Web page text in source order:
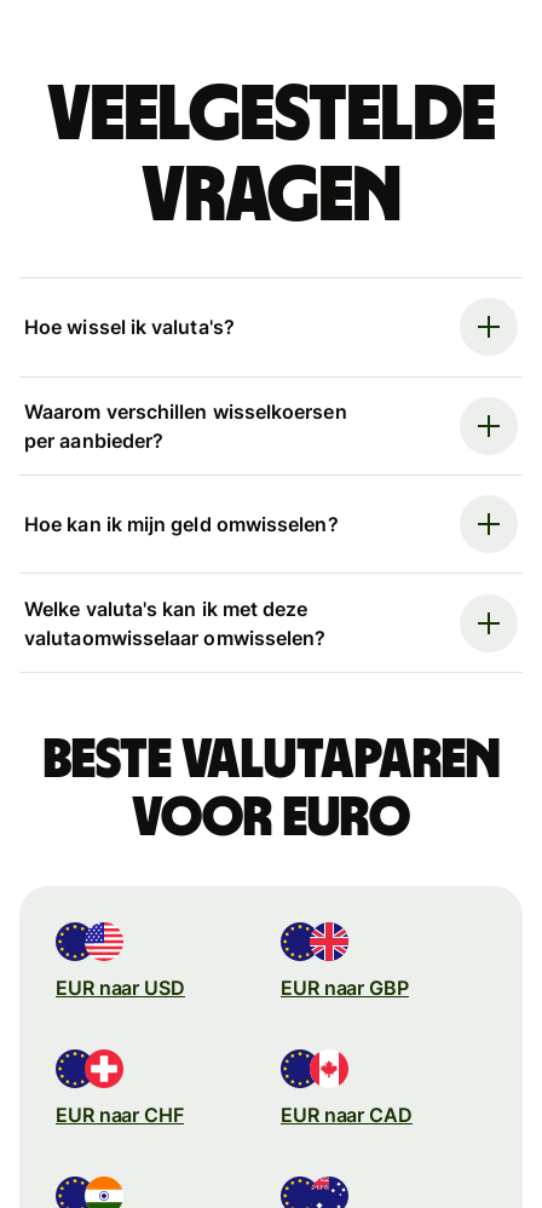
Veelgestelde
vragen
Hoe wissel ik valuta's?
Waarom verschillen wisselkoersen
per aanbieder?
Hoe kan ik mijn geld omwisselen?
Welke valuta's kan ik met deze
valutaomwisselaar omwisselen?
Beste valutaparen
voor euro
EUR naar USD EUR naar GBP
EUR naar CHF EUR naar CAD